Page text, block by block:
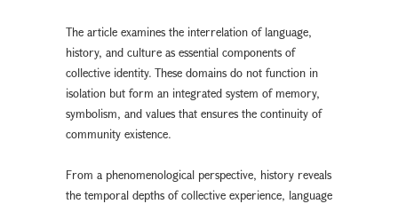
The article examines the interrelation of language,
history, and culture as essential components of
collective identity. These domains do not function in
isolation but form an integrated system of memory,
symbolism, and values that ensures the continuity of
community existence.
From a phenomenological perspective, history reveals
the temporal depths of collective experience, language